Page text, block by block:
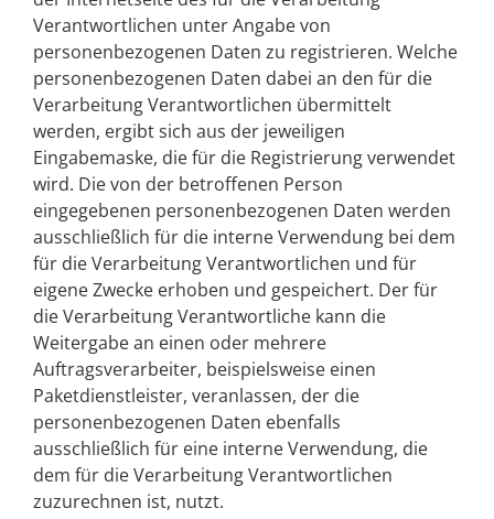
Verantwortlichen unter Angabe von
personenbezogenen Daten zu registrieren. Welche
personenbezogenen Daten dabei an den für die
Verarbeitung Verantwortlichen übermittelt
werden, ergibt sich aus der jeweiligen
Eingabemaske, die für die Registrierung verwendet
wird. Die von der betroffenen Person
eingegebenen personenbezogenen Daten werden
ausschließlich für die interne Verwendung bei dem
für die Verarbeitung Verantwortlichen und für
eigene Zwecke erhoben und gespeichert. Der für
die Verarbeitung Verantwortliche kann die
Weitergabe an einen oder mehrere
Auftragsverarbeiter, beispielsweise einen
Paketdienstleister, veranlassen, der die
personenbezogenen Daten ebenfalls
ausschließlich für eine interne Verwendung, die
dem für die Verarbeitung Verantwortlichen
zuzurechnen ist, nutzt.